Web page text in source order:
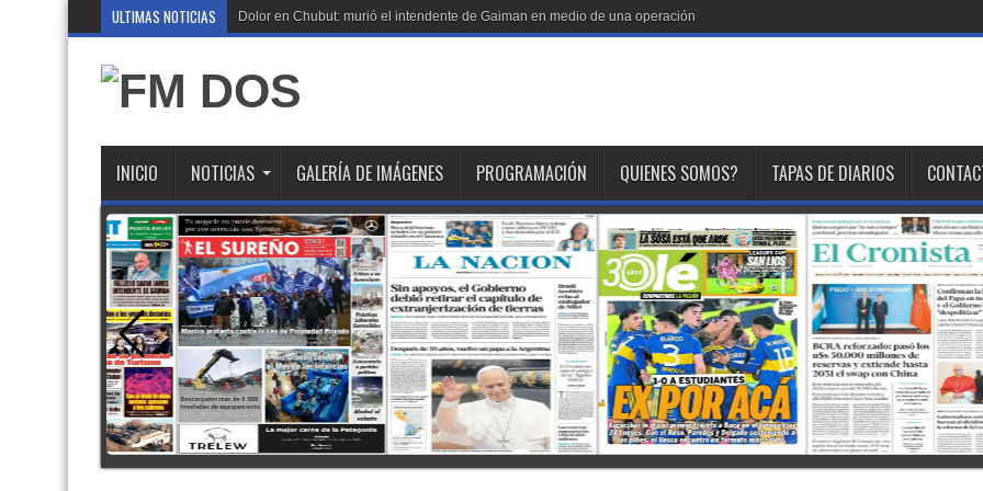
ULTIMAS NOTICIAS Dolor en Chubut: murió el intendente de Gaiman en medio de una operación
INICIO NOTICIAS GALERÍA DE IMÁGENES PROGRAMACIÓN QUIENES SOMOS? TAPAS DE DIARIOS